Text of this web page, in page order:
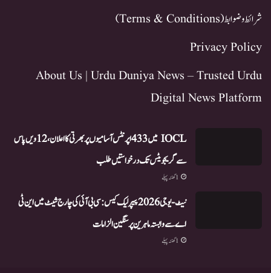
شرائط و ضوابط (Terms & Conditions)
Privacy Policy
About Us | Urdu Duniya News – Trusted Urdu
Digital News Platform
IOCL میں 433 اپرنٹس آسامیوں پر بھرتی کا اعلان، 12ویں پاس
سے گریجویٹس تک درخواستیں طلب
1 گھنٹہ پہلے
نیٹ-یو جی 2026 پیپر لیک کیس: سی بی آئی کی چارج شیٹ میں این ٹی
اے سے وابستہ ماہرین پر سنگین الزامات
1 گھنٹہ پہلے